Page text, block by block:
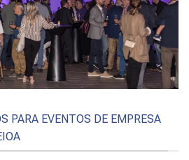
PARA EVENTOS DE EMPRESA